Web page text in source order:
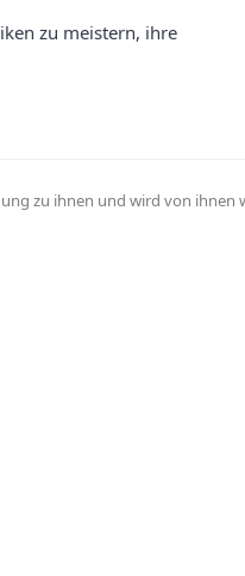
zu meistern, ihre
zu ihnen und wird von